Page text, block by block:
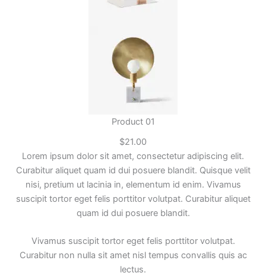
Product 01
$21.00
Lorem ipsum dolor sit amet, consectetur adipiscing elit.
Curabitur aliquet quam id dui posuere blandit. Quisque velit
nisi, pretium ut lacinia in, elementum id enim. Vivamus
suscipit tortor eget felis porttitor volutpat. Curabitur aliquet
quam id dui posuere blandit.
Vivamus suscipit tortor eget felis porttitor volutpat.
Curabitur non nulla sit amet nisl tempus convallis quis ac
lectus.